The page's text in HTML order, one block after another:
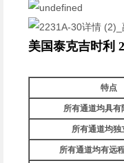
美国泰克吉时利
特点
所有通道均具有
所有通道均独
所有通道均有远